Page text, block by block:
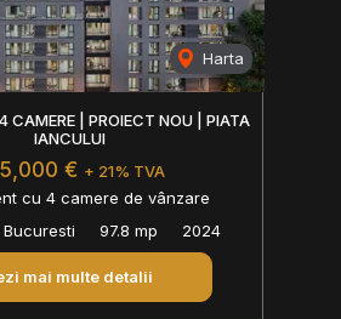
Harta
CAMERE | PROIECT NOU | PIATA
IANCULUI
€ + 21% TVA
cu 4 camere de vânzare
97.8 mp 2024
mai multe detalii